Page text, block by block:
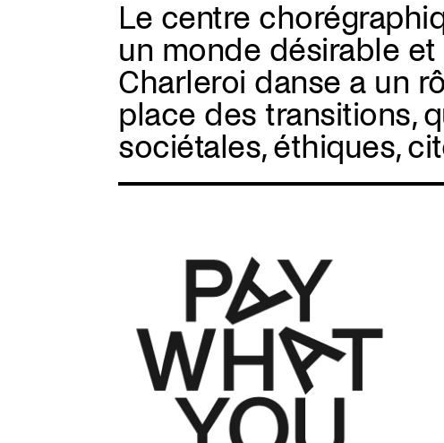
Le centre
un monde désirable et
Charleroi danse a un
place des transitions,
sociétales, éthiques,